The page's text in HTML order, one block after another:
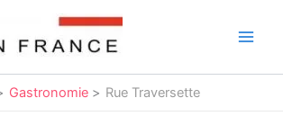
Gastronomie Rue Traversette